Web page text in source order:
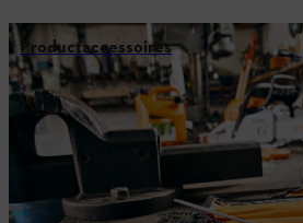
Productaccessoires